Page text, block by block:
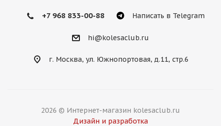
+7 968 833-00-88 Написать в Telegram
hi@kolesaclub.ru
г. Москва, ул. Южнопортовая, д.11, стр.6
2026 © Интернет-магазин kolesaclub.ru
Дизайн и разработка